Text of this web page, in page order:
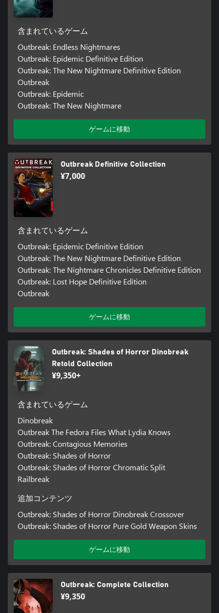
含まれているゲーム
Outbreak: Endless Nightmares
Outbreak: Epidemic Definitive Edition
Outbreak: The New Nightmare Definitive Edition
Outbreak
Outbreak: Epidemic
Outbreak: The New Nightmare
ゲームに移動
Outbreak Definitive Collection
¥7,000
含まれているゲーム
Outbreak: Epidemic Definitive Edition
Outbreak: The New Nightmare Definitive Edition
Outbreak: The Nightmare Chronicles Definitive Edition
Outbreak: Lost Hope Definitive Edition
Outbreak
ゲームに移動
Outbreak: Shades of Horror Dinobreak
Retold Collection
¥9,350+
含まれているゲーム
Dinobreak
Outbreak The Fedora Files What Lydia Knows
Outbreak: Contagious Memories
Outbreak: Shades of Horror
Outbreak: Shades of Horror Chromatic Split
Railbreak
追加コンテンツ
Outbreak: Shades of Horror Dinobreak Crossover
Outbreak: Shades of Horror Pure Gold Weapon Skins
ゲームに移動
Outbreak: Complete Collection
¥9,350